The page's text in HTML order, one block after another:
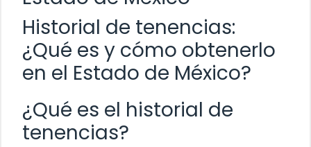
Historial de tenencias:
¿Qué es y cómo obtenerlo
en el Estado de México?
¿Qué es el historial de
tenencias?